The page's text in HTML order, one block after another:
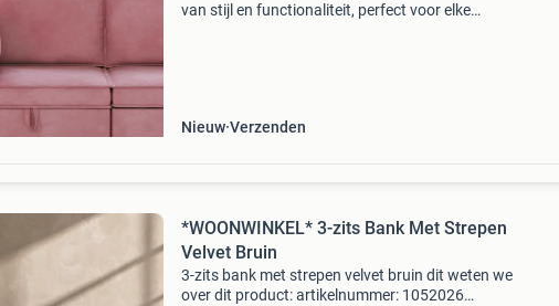
van stijl en functionaliteit, perfect voor elke
Nieuw Verzenden
*WOONWINKEL* 3-zits Bank Met Strepen
Velvet Bruin
3-zits bank met strepen velvet bruin dit weten we
over dit product: artikelnummer: 1052026